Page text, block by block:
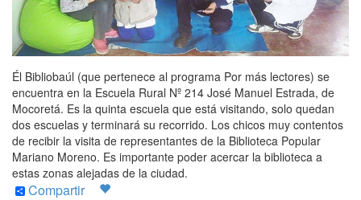
Él Bibliobaúl (que pertenece al programa Por más lectores) se
encuentra en la Escuela Rural Nº 214 José Manuel Estrada, de
Mocoretá. Es la quinta escuela que está visitando, solo quedan
dos escuelas y terminará su recorrido. Los chicos muy contentos
de recibir la visita de representantes de la Biblioteca Popular
Mariano Moreno. Es importante poder acercar la biblioteca a
estas zonas alejadas de la ciudad.
Compartir